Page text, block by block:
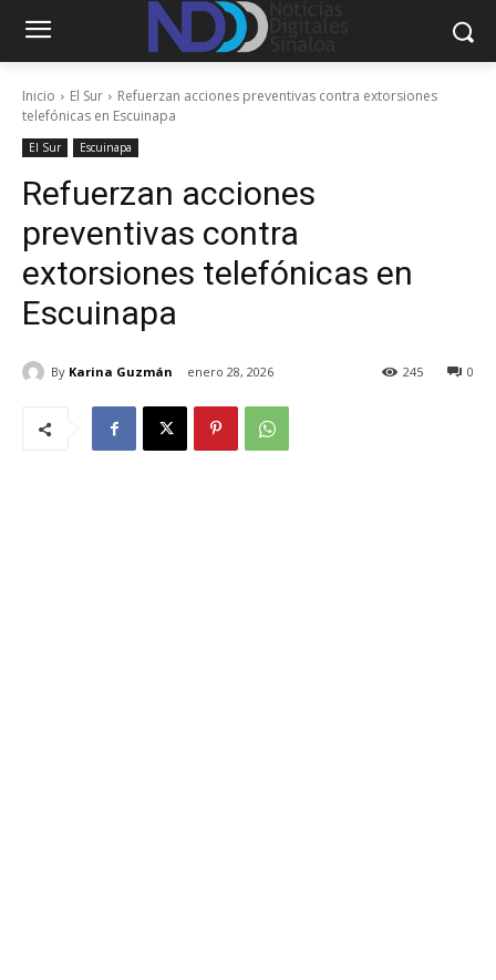
Inicio El Sur
Refuerzan acciones preventivas contra extorsiones
telefónicas en Escuinapa
El Sur Escuinapa
Refuerzan acciones
preventivas contra
extorsiones telefónicas en
Escuinapa
By Karina Guzmán enero 28, 2026 0
245